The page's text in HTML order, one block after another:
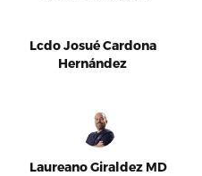
Lcdo Josué Cardona
Hernández
Laureano Giraldez MD